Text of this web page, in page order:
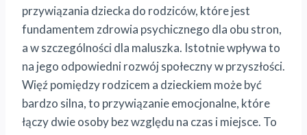
przywiązania dziecka do rodziców, które jest
fundamentem zdrowia psychicznego dla obu stron,
a w szczególności dla maluszka. Istotnie wpływa to
na jego odpowiedni rozwój społeczny w przyszłości.
Więź pomiędzy rodzicem a dzieckiem może być
bardzo silna, to przywiązanie emocjonalne, które
łączy dwie osoby bez względu na czas i miejsce. To